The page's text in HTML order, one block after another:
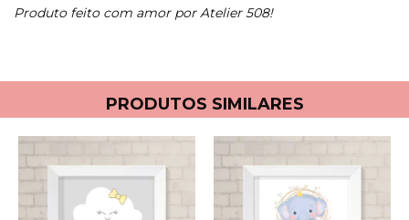
Produto feito com amor por Atelier 508!
PRODUTOS SIMILARES